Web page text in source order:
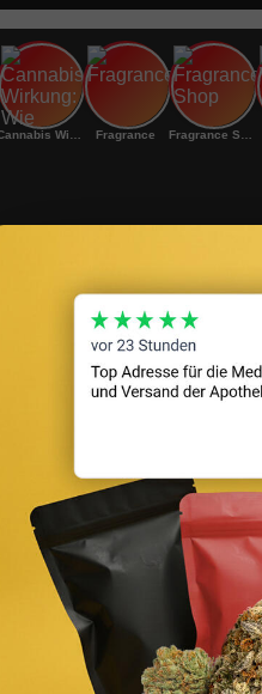
Fragrance
Wir verwenden
anpassen.
mehr zu erfahren. Sie
und auf die Dienste haben